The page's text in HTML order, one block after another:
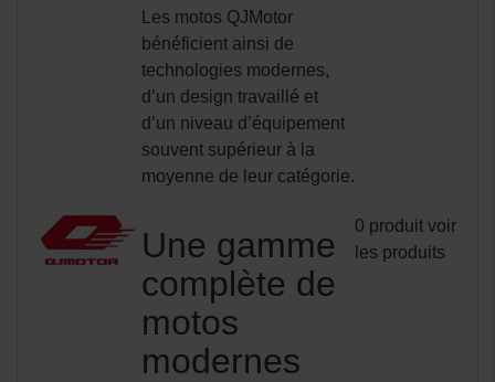
Les motos QJMotor
bénéficient ainsi de
technologies modernes,
d’un design travaillé et
d’un niveau d’équipement
souvent supérieur à la
moyenne de leur catégorie.
Une gamme
complète de
motos
modernes
0 produit voir
les produits